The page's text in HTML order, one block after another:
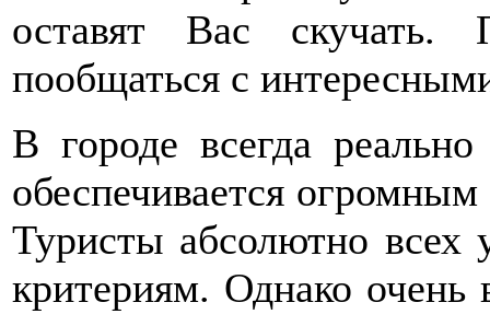
оставят Вас
пообщаться с
В городе всегда
обеспечивается
Туристы абсолютно всех
критериям. Однако очень